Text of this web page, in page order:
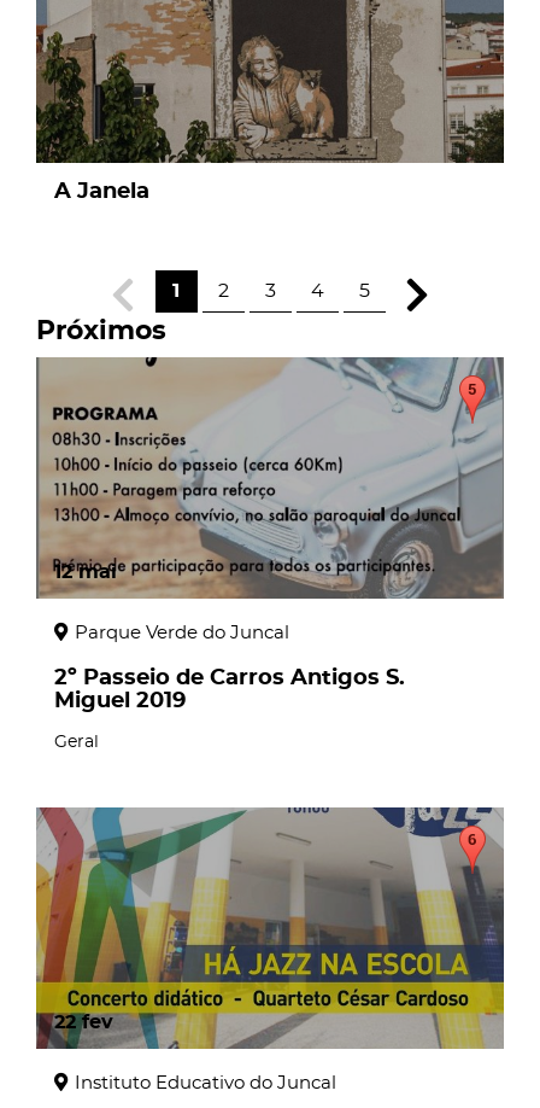
A Janela
1 2 3 4 5
Próximos
12 mai
Parque Verde do Juncal
2º Passeio de Carros Antigos S.
Miguel 2019
Geral
22 fev
Instituto Educativo do Juncal